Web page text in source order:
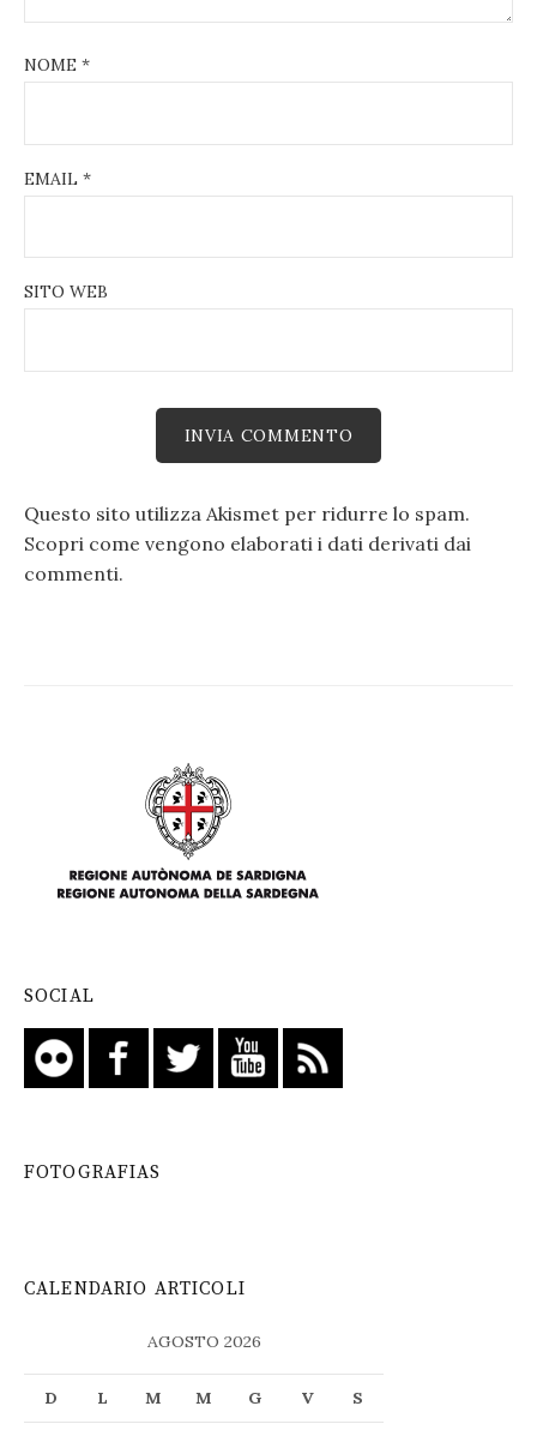
NOME *
EMAIL *
SITO WEB
Questo sito utilizza Akismet per ridurre lo spam.
Scopri come vengono elaborati i dati derivati dai
commenti.
SOCIAL
FOTOGRAFIAS
CALENDARIO ARTICOLI
AGOSTO 2026
D L M M G V S